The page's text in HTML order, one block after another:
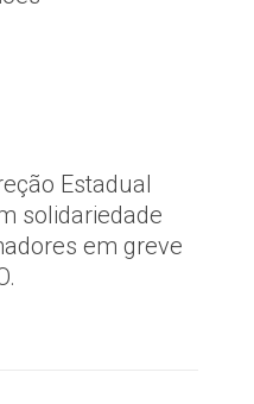
Estadual
solidariedade
em greve